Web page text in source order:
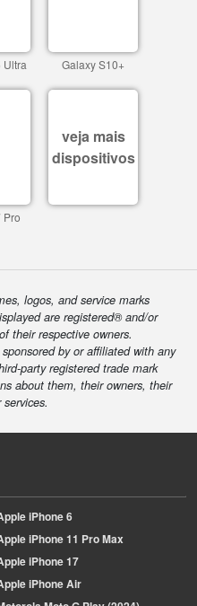
Ultra Galaxy S10+
Pro
veja mais
dispositivos
logos, and service marks
are registered® and/or
their respective owners.
by or affiliated with any
party registered trade mark
about them, their owners, their
iPhone 6
iPhone 11 Pro Max
iPhone 17
iPhone Air